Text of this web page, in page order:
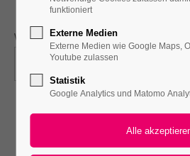
VERANSTALTUNG BITTE AUSWÄHLEN!
funktioniert
Externe Medien
Externe Medien wie Google Maps,
Youtube zulassen
Statistik
Google Analytics und Matomo